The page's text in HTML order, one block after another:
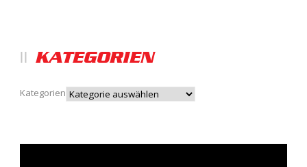
KATEGORIEN
Kategorien